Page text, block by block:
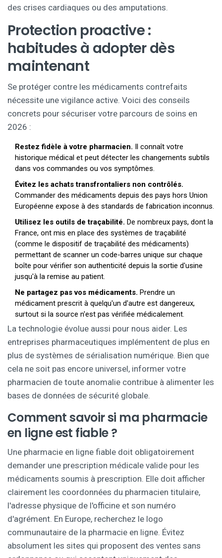
des crises cardiaques ou des amputations.
Protection proactive :
habitudes à adopter dès
maintenant
Se protéger contre les médicaments contrefaits
nécessite une vigilance active. Voici des conseils
concrets pour sécuriser votre parcours de soins en
2026 :
Restez fidèle à votre pharmacien. Il connaît votre
historique médical et peut détecter les changements subtils
dans vos commandes ou vos symptômes.
Évitez les achats transfrontaliers non contrôlés.
Commander des médicaments depuis des pays hors Union
Européenne expose à des standards de fabrication inconnus.
Utilisez les outils de traçabilité. De nombreux pays, dont la
France, ont mis en place des systèmes de traçabilité
(comme le dispositif de traçabilité des médicaments)
permettant de scanner un code-barres unique sur chaque
boîte pour vérifier son authenticité depuis la sortie d'usine
jusqu'à la remise au patient.
Ne partagez pas vos médicaments. Prendre un
médicament prescrit à quelqu'un d'autre est dangereux,
surtout si la source n'est pas vérifiée médicalement.
La technologie évolue aussi pour nous aider. Les
entreprises pharmaceutiques implémentent de plus en
plus de systèmes de sérialisation numérique. Bien que
cela ne soit pas encore universel, informer votre
pharmacien de toute anomalie contribue à alimenter les
bases de données de sécurité globale.
Comment savoir si ma pharmacie
en ligne est fiable ?
Une pharmacie en ligne fiable doit obligatoirement
demander une prescription médicale valide pour les
médicaments soumis à prescription. Elle doit afficher
clairement les coordonnées du pharmacien titulaire,
l'adresse physique de l'officine et son numéro
d'agrément. En Europe, recherchez le logo
communautaire de la pharmacie en ligne. Évitez
absolument les sites qui proposent des ventes sans